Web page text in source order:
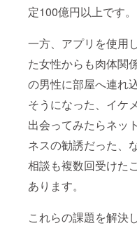
定100億円以上です。
一方、アプリを使用
た女性からも肉体関
の男性に部屋へ連れ
そうになった、イケ
出会ってみたらネッ
ネスの勧誘だった、
相談も複数回受けた
あります。
これらの課題を解決